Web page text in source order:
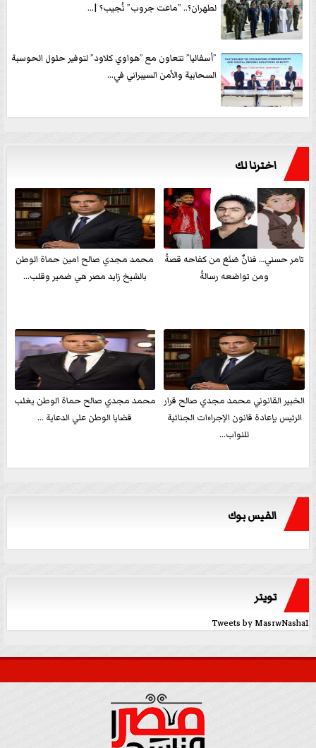
لطهران؟.. ”ماعت جروب” تُجيب؟ |...
”أسفاليا” تتعاون مع ”هواوي كلاود” لتوفير حلول الحوسبة
السحابية والأمن السيبراني في...
اخترنا لك
تامر حسني… فنانٌ صَنَعَ من كفاحه قصةً
ومن تواضعه رسالةً
محمد مجدي صالح امين حماة الوطن
بالشيخ زايد مصر هي ضمير وقلب...
الخبير القانوني محمد مجدي صالح قرار
الرئيس بإعادة قانون الإجراءات الجنائية
للنواب...
محمد مجدي صالح حماة الوطن يغلب
قضايا الوطن علي الدعاية ...
الفيس بوك
تويتر
Tweets by MasrwNasha1